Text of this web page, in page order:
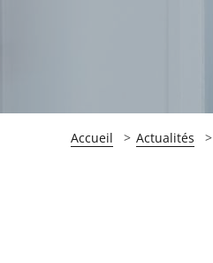
Accueil Actualités